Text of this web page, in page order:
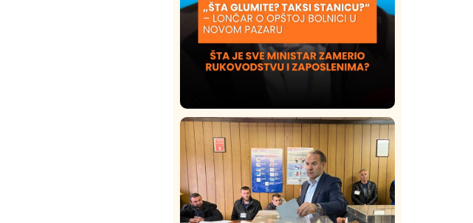
Društvo Istaknuto 421
Lončar o Opštoj bolnici u Novom
Pazaru: „Šta glumite? Taksi stanicu?“